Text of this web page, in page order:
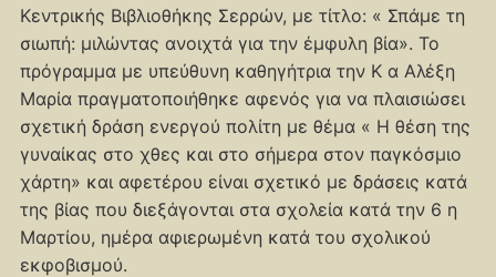
Κεντρικής Βιβλιοθήκης Σερρών, με τίτλο: « Σπάμε τη
σιωπή: μιλώντας ανοιχτά για την έμφυλη βία». Το
πρόγραμμα με υπεύθυνη καθηγήτρια την Κ α Αλέξη
Μαρία πραγματοποιήθηκε αφενός για να πλαισιώσει
σχετική δράση ενεργού πολίτη με θέμα « Η θέση της
γυναίκας στο χθες και στο σήμερα στον παγκόσμιο
χάρτη» και αφετέρου είναι σχετικό με δράσεις κατά
της βίας που διεξάγονται στα σχολεία κατά την 6 η
Μαρτίου, ημέρα αφιερωμένη κατά του σχολικού
εκφοβισμού.